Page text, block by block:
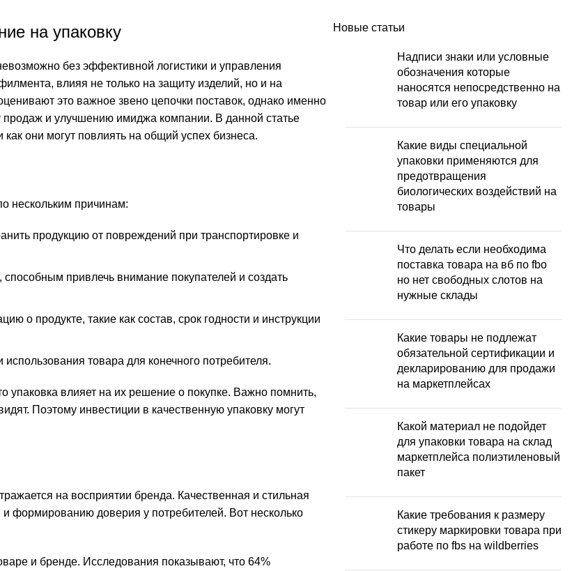
на упаковку
без эффективной логистики и управления
влияя не только на защиту изделий, но и на
это важное звено цепочки поставок, однако именно
и улучшению имиджа компании. В данной статье
они могут повлиять на общий успех бизнеса.
нескольким причинам:
продукцию от повреждений при транспортировке и
привлечь внимание покупателей и создать
о продукте, такие как состав, срок годности и инструкции
товара для конечного потребителя.
упаковка влияет на их решение о покупке. Важно помнить,
Поэтому инвестиции в качественную упаковку могут
на восприятии бренда. Качественная и стильная
формированию доверия у потребителей. Вот несколько
и бренде. Исследования показывают, что 64%
Новые статьи
Надписи знаки или условные
обозначения которые
наносятся непосредственно на
товар или его упаковку
Какие виды специальной
упаковки применяются для
предотвращения
биологических воздействий на
товары
Что делать если необходима
поставка товара на вб по fbo
но нет свободных слотов на
нужные склады
Какие товары не подлежат
обязательной сертификации и
декларированию для продажи
на маркетплейсах
Какой материал не подойдет
для упаковки товара на склад
маркетплейса полиэтиленовый
пакет
Какие требования к размеру
стикеру маркировки товара при
работе по fbs на wildberries